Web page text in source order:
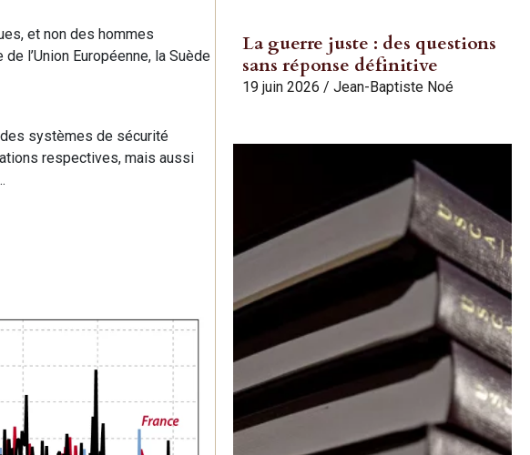
et non des hommes
l’Union Européenne, la Suède
systèmes de sécurité
respectives, mais aussi
La guerre juste : des questions
sans réponse définitive
19 juin 2026 / Jean-Baptiste Noé